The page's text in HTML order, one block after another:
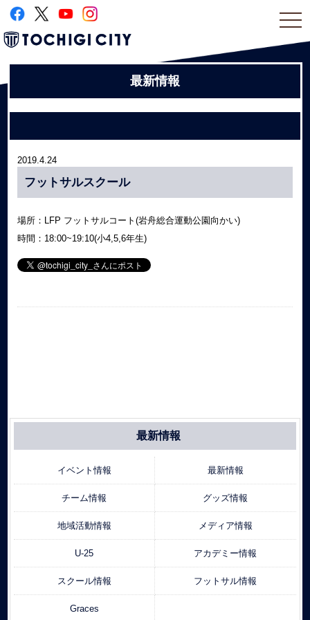
最新情報
2019.4.24
フットサルスクール
場所：LFP フットサルコート(岩舟総合運動公園向かい)
時間：18:00~19:10(小4,5,6年生)
最新情報
イベント情報 最新情報
チーム情報 グッズ情報
地域活動情報 メディア情報
U-25 アカデミー情報
スクール情報 フットサル情報
Graces